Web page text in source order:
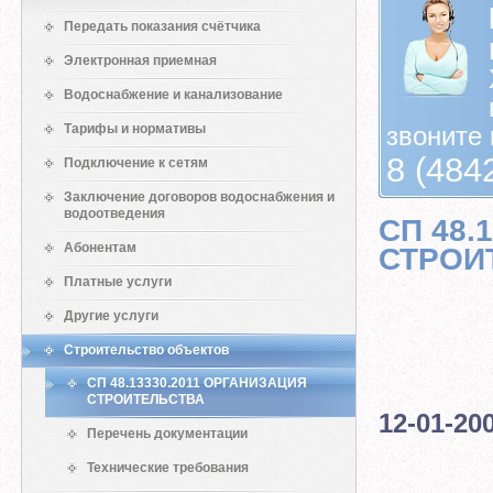
Передать показания счётчика
Электронная приемная
Водоснабжение и канализование
Тарифы и нормативы
Подключение к сетям
Заключение договоров водоснабжения и
водоотведения
Абонентам
Платные услуги
Другие услуги
Строительство объектов
СП 48.13330.2011 ОРГАНИЗАЦИЯ
СТРОИТЕЛЬСТВА
Перечень документации
Технические требования
звоните
8
СП
12-01-